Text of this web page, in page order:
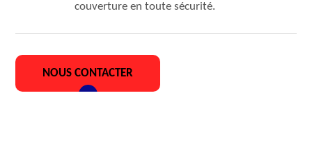
couverture en toute sécurité.
NOUS CONTACTER